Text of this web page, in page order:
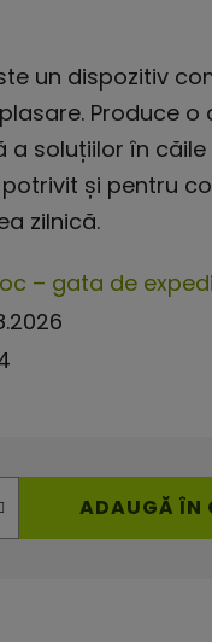
un dispozitiv
Produce o
soluțiilor în căile
și pentru
zilnică.
– gata de
ADAUGĂ ÎN